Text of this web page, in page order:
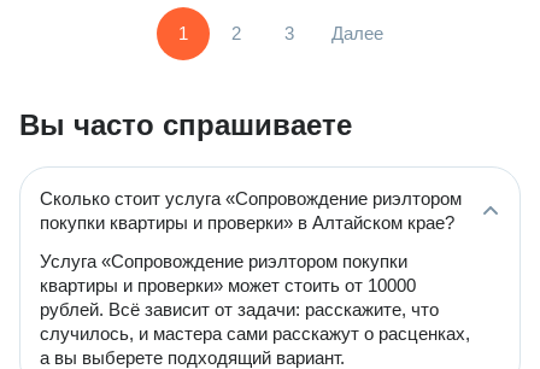
1 2 3 Далее
Вы часто спрашиваете
Сколько стоит услуга «Сопровождение риэлтором
покупки квартиры и проверки» в Алтайском крае?
Услуга «Сопровождение риэлтором покупки
квартиры и проверки» может стоить от 10000
рублей. Всё зависит от задачи: расскажите, что
случилось, и мастера сами расскажут о расценках,
а вы выберете подходящий вариант.